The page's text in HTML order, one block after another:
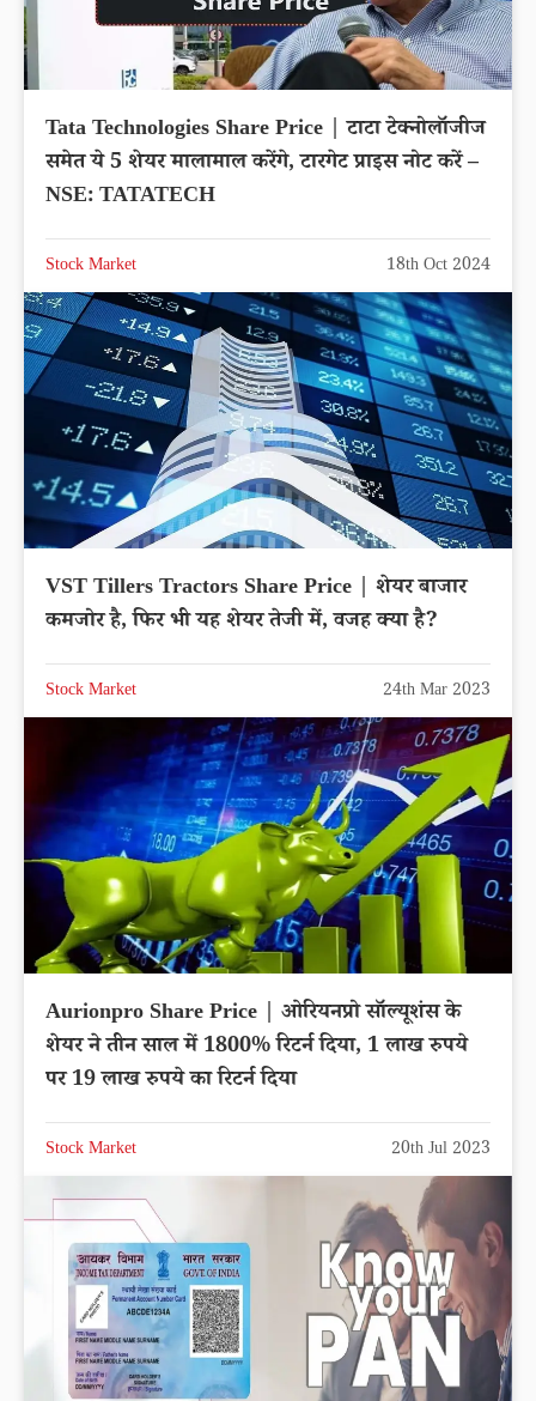
Tata Technologies Share Price | टाटा टेक्नोलॉजीज
समेत ये 5 शेयर मालामाल करेंगे, टारगेट प्राइस नोट करें –
NSE: TATATECH
Stock Market 18th Oct 2024
VST Tillers Tractors Share Price | शेयर बाजार
कमजोर है, फिर भी यह शेयर तेजी में, वजह क्या है?
Stock Market 24th Mar 2023
Aurionpro Share Price | ओरियनप्रो सॉल्यूशंस के
शेयर ने तीन साल में 1800% रिटर्न दिया, 1 लाख रुपये
पर 19 लाख रुपये का रिटर्न दिया
Stock Market 20th Jul 2023